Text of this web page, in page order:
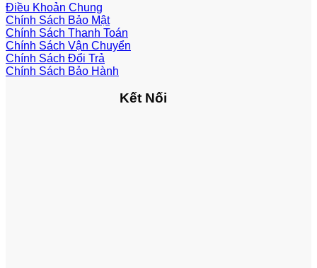
Điều Khoản Chung
Chính Sách Bảo Mật
Chính Sách Thanh Toán
Chính Sách Vận Chuyển
Chính Sách Đổi Trả
Chính Sách Bảo Hành
Kết Nối